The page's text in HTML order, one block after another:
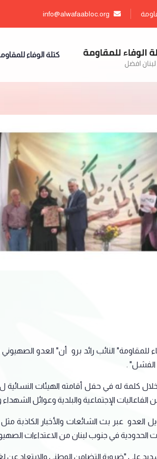
كتلة الوفاء
للمقاومة" النائب رائد برو أن" العدو
الفشل" .
خلال كلمة له في حفل أقامته الهيئات
الإجتماعية والبلدية وعوائل الشهداء
عبر بث الشائعات والأخبار الكاذبة مثل
الحدودية في جنوب لبنان من الاعتداءات
على "ضرورة التضامن الوطني والابتعاد عن